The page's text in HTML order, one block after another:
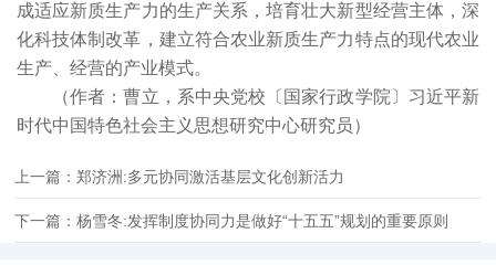
成适应新质生产力的生产关系，培育壮大新型经营主体，深
化科技体制改革，建立符合农业新质生产力特点的现代农业
生产、经营的产业模式。
（作者：曹立，系中央党校〔国家行政学院〕习近平新
时代中国特色社会主义思想研究中心研究员）
上一篇：郑济洲:多元协同激活基层文化创新活力
下一篇：杨雪冬:发挥制度协同力是做好“十五五”规划的重要原则